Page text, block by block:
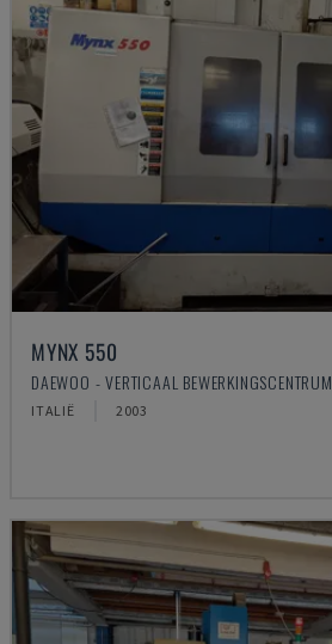
MYNX 550
DAEWOO - VERTICAAL BEWERKINGSCENTRUM
ITALIË 2003